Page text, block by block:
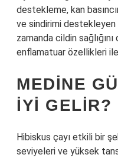
destekleme, kan
ve sindirimi
zamanda cildin
enflamatuar özellikleri
MEDINE
IYI GELIR?
Hibiskus çayı etkili bir
seviyeleri ve yüksek